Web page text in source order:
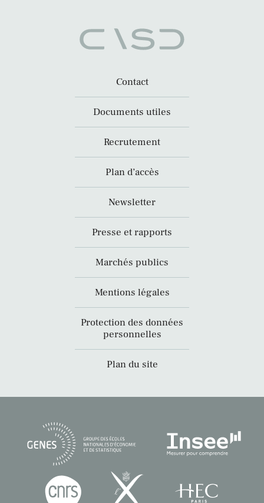
Contact
Documents utiles
Recrutement
Plan d’accès
Newsletter
Presse et rapports
Marchés publics
Mentions légales
Protection des données
personnelles
Plan du site